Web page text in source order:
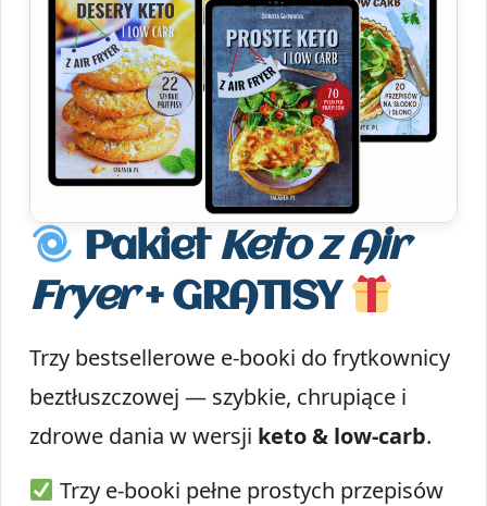
Pakiet Keto z Air
Fryer+ GRATISY
Trzy bestsellerowe e-booki do frytkownicy
beztłuszczowej — szybkie, chrupiące i
zdrowe dania w wersji keto & low-carb.
Trzy e-booki pełne prostych przepisów